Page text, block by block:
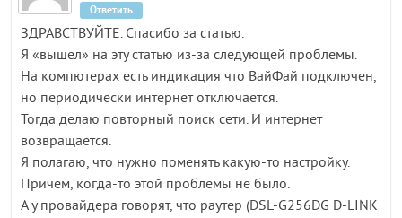
ЗДРАВСТВУЙТЕ. Спасибо за статью.
Я «вышел» на эту статью из-за следующей проблемы.
На компютерах есть индикация что ВайФай подключен,
но периодически интернет отключается.
Тогда делаю повторный поиск сети. И интернет
возвращается.
Я полагаю, что нужно поменять какую-то настройку.
Причем, когда-то этой проблемы не было.
А у провайдера говорят, что раутер (DSL-G256DG D-LINK
Ответить